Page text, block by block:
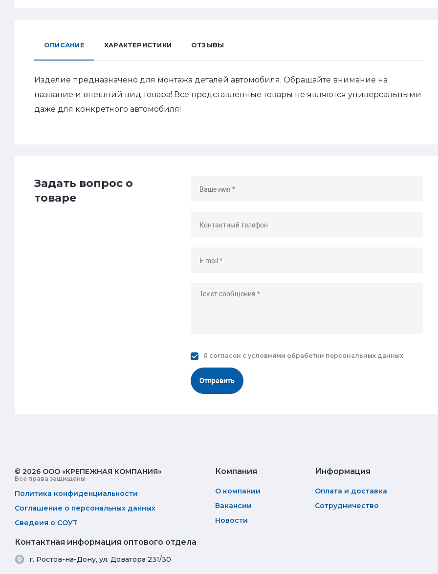
ОПИСАНИЕ ХАРАКТЕРИСТИКИ ОТЗЫВЫ
Изделие предназначено для монтажа деталей автомобиля. Обращайте внимание на
название и внешний вид товара! Все представленные товары не являются универсальными
даже для конкретного автомобиля!
Задать вопрос о
товаре
Я согласен сусловиями обработки персональных данных
Отправить
© 2026 ООО «КРЕПЕЖНАЯ КОМПАНИЯ»
Все права защищены
Политика конфиденциальности
Соглашение о персональных данных
Сведеия о СОУТ
Компания
О компании
Вакансии
Новости
Информация
Оплата и доставка
Сотрудничество
Контактная информация оптового отдела
г. Ростов-на-Дону, ул. Доватора 231/30